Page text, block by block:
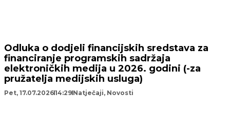
Odluka o dodjeli financijskih sredstava za
financiranje programskih sadržaja
elektroničkih medija u 2026. godini (-za
pružatelja medijskih usluga)
Pet, 17.07.202614:29 Natječaji, Novosti